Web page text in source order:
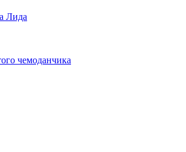
Лида
чемоданчика